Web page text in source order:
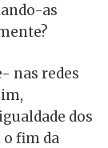
as
nas redes
dos
o fim da